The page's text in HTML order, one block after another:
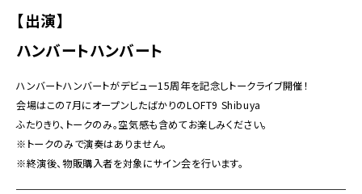
【出演】
ハンバートハンバート
ハンバートハンバートがデビュー15周年を記念しトークライブ開催！
会場はこの7月にオープンしたばかりのLOFT9 Shibuya
ふたりきり、トークのみ。空気感も含めてお楽しみください。
※トークのみで演奏はありません。
※終演後、物販購入者を対象にサイン会を行います。